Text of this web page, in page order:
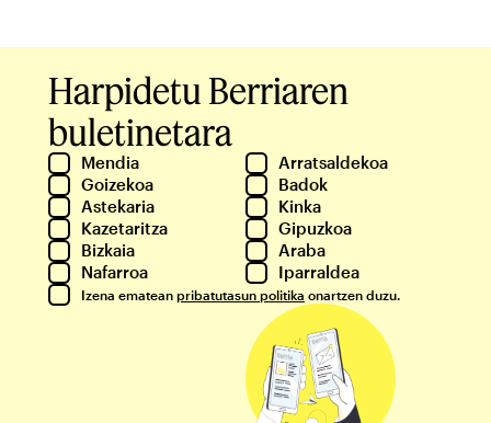
Harpidetu Berriaren
buletinetara
Mendia
Arratsaldekoa
Goizekoa
Badok
Astekaria
Kinka
Kazetaritza
Gipuzkoa
Bizkaia
Araba
Nafarroa
Iparraldea
Izena ematean pribatutasun politika onartzen duzu.